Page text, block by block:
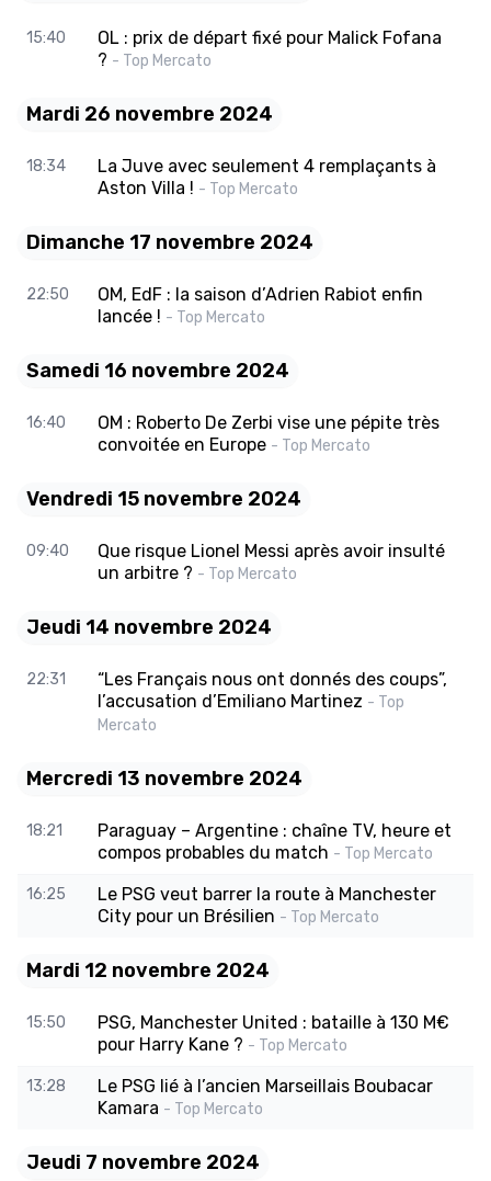
15:40
OL : prix de départ fixé pour Malick Fofana
? - Top Mercato
Mardi 26 novembre 2024
18:34
La Juve avec seulement 4 remplaçants à
Aston Villa ! - Top Mercato
Dimanche 17 novembre 2024
22:50
OM, EdF : la saison d’Adrien Rabiot enfin
lancée ! - Top Mercato
Samedi 16 novembre 2024
16:40
OM : Roberto De Zerbi vise une pépite très
convoitée en Europe - Top Mercato
Vendredi 15 novembre 2024
09:40
Que risque Lionel Messi après avoir insulté
un arbitre ? - Top Mercato
Jeudi 14 novembre 2024
22:31
“Les Français nous ont donnés des coups”,
l’accusation d’Emiliano Martinez - Top
Mercato
Mercredi 13 novembre 2024
18:21
Paraguay – Argentine : chaîne TV, heure et
compos probables du match - Top Mercato
16:25
Le PSG veut barrer la route à Manchester
City pour un Brésilien - Top Mercato
Mardi 12 novembre 2024
15:50
PSG, Manchester United : bataille à 130 M€
pour Harry Kane ? - Top Mercato
13:28
Le PSG lié à l’ancien Marseillais Boubacar
Kamara - Top Mercato
Jeudi 7 novembre 2024